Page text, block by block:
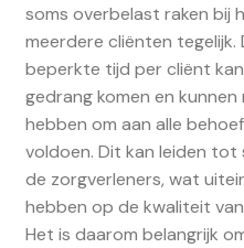
soms overbelast raken bij
meerdere cliënten
beperkte tijd per cliënt
gedrang komen en
hebben om aan alle
voldoen. Dit kan leiden tot
de zorgverleners, wat
hebben op de kwaliteit
Het is daarom belangrijk